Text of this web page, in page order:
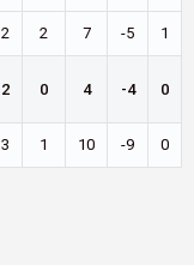
2 2 7 -5 1
2 0 4 -4 0
3 1 10 -9 0